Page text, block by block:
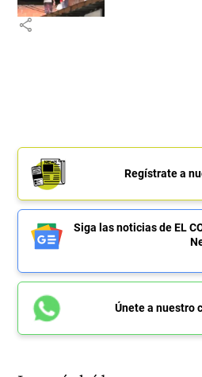
share
Regístrate a
Siga las noticias de EL
Únete a nuestro